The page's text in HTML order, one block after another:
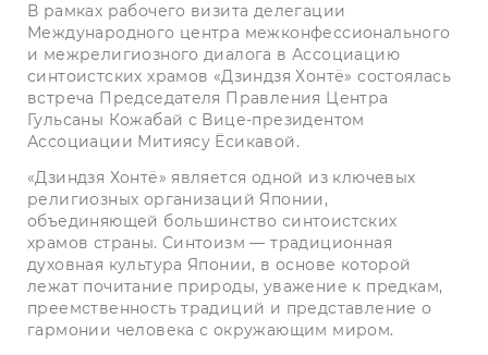
В рамках рабочего визита делегации
Международного центра межконфессионального
и межрелигиозного диалога в Ассоциацию
синтоистских храмов «Дзиндзя Хонтё» состоялась
встреча Председателя Правления Центра
Гульсаны Кожабай с Вице-президентом
Ассоциации Митиясу Ёсикавой.
«Дзиндзя Хонтё» является одной из ключевых
религиозных организаций Японии,
объединяющей большинство синтоистских
храмов страны. Синтоизм — традиционная
духовная культура Японии, в основе которой
лежат почитание природы, уважение к предкам,
преемственность традиций и представление о
гармонии человека с окружающим миром.